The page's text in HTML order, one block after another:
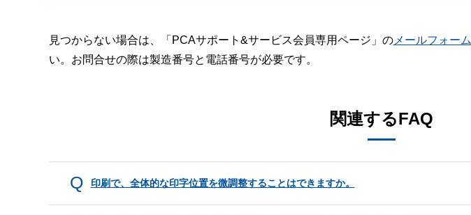
見つからない場合は、「PCAサポート&サービス会員専用ページ」のメールフォーム
い。お問合せの際は製造番号と電話番号が必要です。
関連するFAQ
印刷で、全体的な印字位置を微調整することはできますか。